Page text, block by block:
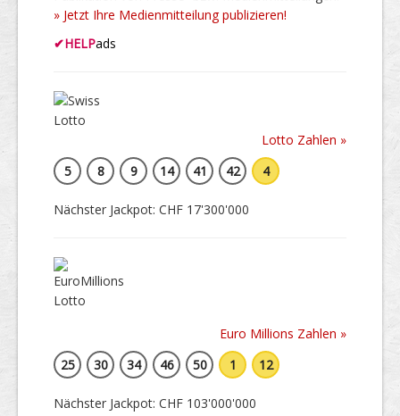
» Jetzt Ihre Medienmitteilung publizieren!
✔HELPads
Lotto Zahlen »
5
8 9 14 41 42 4
Nächster Jackpot: CHF 17'300'000
Euro Millions Zahlen »
25
30 34 46 50 1 12
Nächster Jackpot: CHF 103'000'000